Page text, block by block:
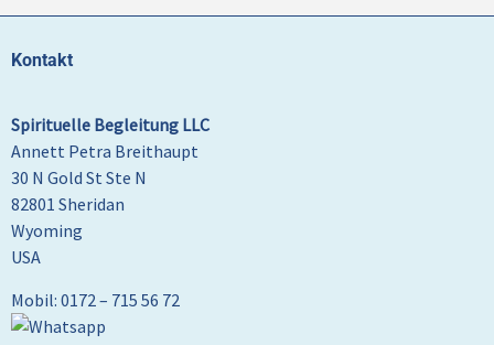
Kontakt
Spirituelle Begleitung LLC
Annett Petra Breithaupt
30 N Gold St Ste N
82801 Sheridan
Wyoming
USA
Mobil: 0172 – 715 56 72